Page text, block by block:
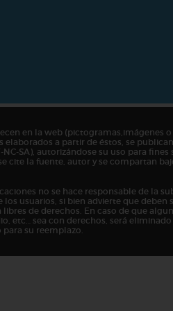
en la web (pictogramas,imágenes o
elaborados a partir de éstos, se
NC-SA), autorizándose su uso para fines
cite la fuente, autor y se compartan
no se hace responsable de la
usuarios, si bien advierte que deben
de derechos. En caso de que
etc… sea con derechos, será eliminado
su reemplazo.